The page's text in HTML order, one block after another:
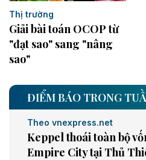
Thị trường
Giải bài toán OCOP từ
"đạt sao" sang "nâng
sao"
ĐIỂM BÁO TRONG
Theo vnexpress.net
Keppel thoái toàn bộ
Empire City tại Thủ